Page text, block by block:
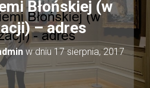
Błońskiej (w
– adres
w dniu 17 sierpnia, 2017